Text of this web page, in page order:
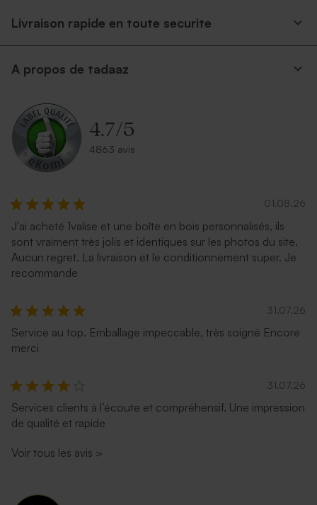
Enveloppe voeux lavande
Enveloppe crème
autocollante
Enveloppe vœux papier
moucheté naturel
Livraison rapide en toute securite
A propos de tadaaz
4.7/5
4863 avis
01.08.26
J'ai acheté 1valise et une boîte en bois personnalisés, ils
sont vraiment très jolis et identiques sur les photos du site.
Aucun regret. La livraison et le conditionnement super. Je
recommande
31.07.26
Service au top. Emballage impeccable, très soigné Encore
merci
31.07.26
Services clients à l’écoute et compréhensif. Une impression
de qualité et rapide
Voir tous les avis >